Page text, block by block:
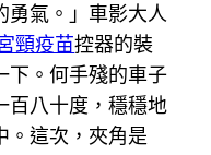
勇氣。」車影大人
頸疫苗控器的裝
下。何手殘的車子
百八十度，穩穩地
。這次，夾角是